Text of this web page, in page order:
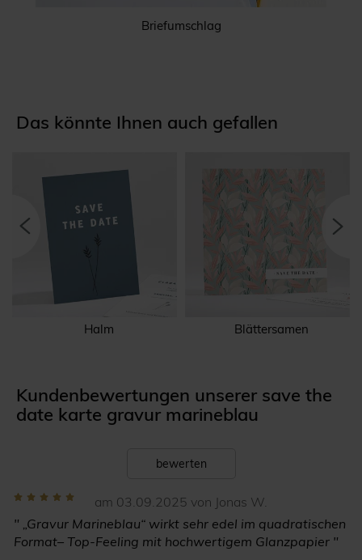
Briefumschlag
Das könnte Ihnen auch gefallen
Halm Blättersamen
Kundenbewertungen unserer save the
date karte gravur marineblau
bewerten
am 03.09.2025 von Jonas W.
" „Gravur Marineblau“ wirkt sehr edel im quadratischen
Format– Top-Feeling mit hochwertigem Glanzpapier "